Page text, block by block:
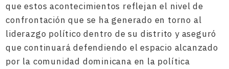
que estos acontecimientos reflejan el nivel de
confrontación que se ha generado en torno al
liderazgo político dentro de su distrito y aseguró
que continuará defendiendo el espacio alcanzado
por la comunidad dominicana en la política